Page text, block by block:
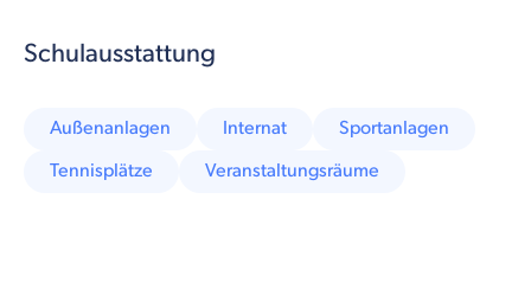
Schulausstattung
Außenanlagen Internat
Sportanlagen
Tennisplätze
Veranstaltungsräume